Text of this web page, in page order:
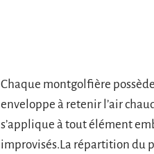
Chaque montgolfière
enveloppe à retenir l’air
s’applique à tout élément
improvisés.La répartition du